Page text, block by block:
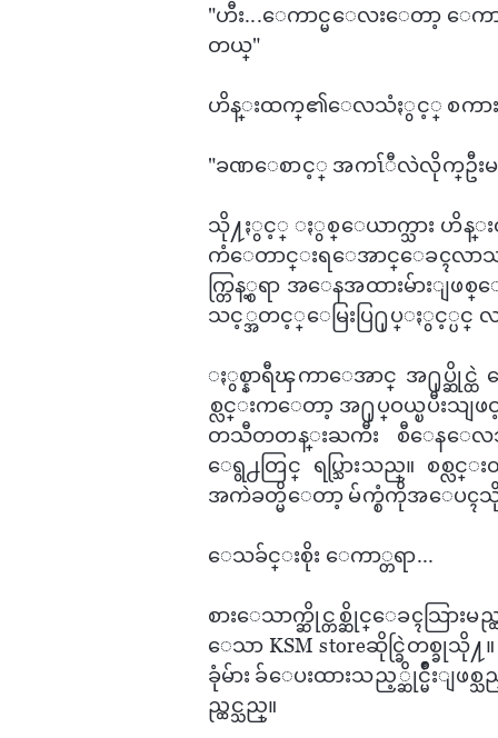
"ဟီး...​ေကာင္မ​ေလး​ေတာ့ ​ေကာ
တယ္"
ဟိန္းထက္၏​ေလသံႏွင့္ စကားအ
"​ခဏ​ေစာင့္ အကၤ်ီလဲလိုက္ဦး
သို႔ႏွင့္ ႏွစ္​ေယာက္သား ဟိန္းထ
ကံ​ေတာင္းရ​ေအာင္​ေခၚလာသ
က္တြန့္စရာ အ​ေနအထားမ်ား
သင့္အတင့္​ေမြးပြ႐ုပ္ႏွင့္ပင္
ႏွစ္နာရီၾကာ​ေအာင္ အ႐ုပ္ဆိုင္ထဲ
စ္လင္းက​ေတာ့ အ႐ုပ္ဝယ္ၿပီးသျဖ
တသီတတန္းႀကီး စီ​ေန​ေလသ
ေရွ႕တြင္ ရပ္သြားသည္။ စစ္
အကဲခတ္မိ​ေတာ့ မ်က္စံကိုအ​ေပၚ
​ေသခ်င္းစိုး ​ေကာ္တရာ...
စား​ေသာက္ဆိုင္တစ္ဆိုင္​ေခၚသြာ
ေသာ KSM storeဆိုင္ခြဲတစ္ခုသို႔
ခုံမ်ား ခ်​ေပးထားသည့္ဆိုင္မ်ိဳးျဖ
ည္ထင္သည္။